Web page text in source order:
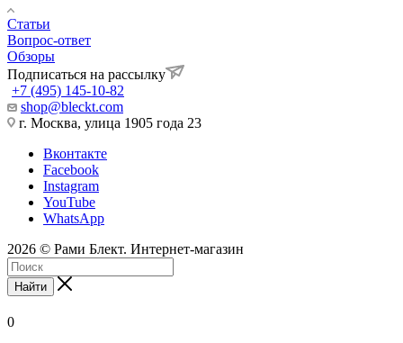
Статьи
Вопрос-ответ
Обзоры
Подписаться на рассылку
+7 (495) 145-10-82
shop@bleckt.com
г. Москва, улица 1905 года 23
Вконтакте
Facebook
Instagram
YouTube
WhatsApp
2026 © Рами Блект. Интернет-магазин
Найти
0